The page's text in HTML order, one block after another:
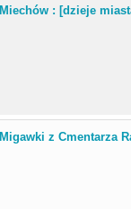
Miechów : [dzieje
Migawki z Cmentarza